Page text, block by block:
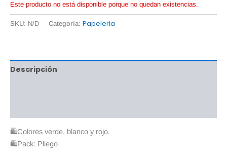
Este producto no está disponible porque no quedan existencias.
SKU: N/D Categoría: Papeleria
Descripción
🛍Colores verde, blanco y rojo.
🛍Pack: Pliego